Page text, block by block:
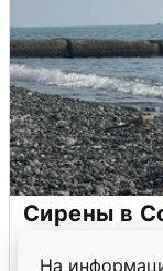
На
Сирены в
6 августа